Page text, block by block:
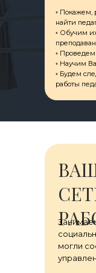
◦ Покажем,
ㅤнайти
◦ Обучим
◦
◦ Научим
◦ Будем
ㅤработы
могли